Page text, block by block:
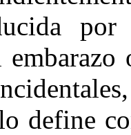
define